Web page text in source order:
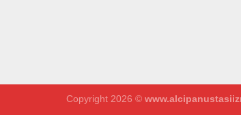
Copyright 2026 ©